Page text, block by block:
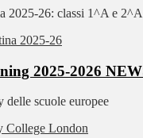
2025-26: classi 1^A e
2025-2026
scuole europee